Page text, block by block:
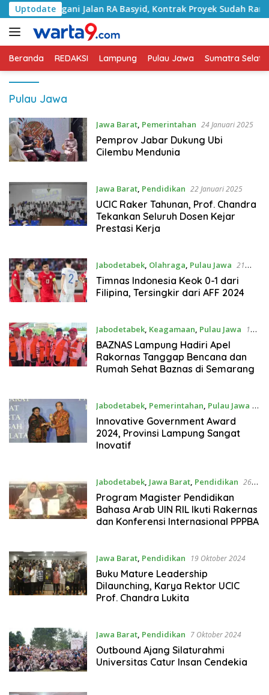
Langsung
ke
konten
Uptodate
Tangani Jalan RA Basyid, Kontrak Proyek Sudah Rampung
Beranda REDAKSI Lampung Pulau Jawa Sumatra
Pulau Jawa
Jawa Barat, Pemerintahan 24 Januari 2025
Pemprov Jabar Dukung Ubi
Cilembu Mendunia
Jawa Barat, Pendidikan 22 Januari 2025
UCIC Raker Tahunan, Prof. Chandra
Tekankan Seluruh Dosen Kejar
Prestasi Kerja
Jabodetabek, Olahraga, Pulau Jawa 21
Desember 2024
Timnas Indonesia Keok 0-1 dari
Filipina, Tersingkir dari AFF 2024
Jabodetabek, Keagamaan, Pulau Jawa
18
Desember 2024
BAZNAS Lampung Hadiri Apel
Rakornas Tanggap Bencana dan
Rumah Sehat Baznas di Semarang
Jabodetabek, Pemerintahan, Pulau Jawa 5
Desember 2024
Innovative Government Award
2024, Provinsi Lampung Sangat
Inovatif
Jabodetabek, Jawa Barat, Pendidikan 26
Oktober 2024
Program Magister Pendidikan
Bahasa Arab UIN RIL Ikuti Rakernas
dan Konferensi Internasional PPPBA
Jawa Barat, Pendidikan 19 Oktober 2024
Buku Mature Leadership
Dilaunching, Karya Rektor UCIC
Prof. Chandra Lukita
Jawa Barat, Pendidikan 7 Oktober 2024
Outbound Ajang Silaturahmi
Universitas Catur Insan Cendekia